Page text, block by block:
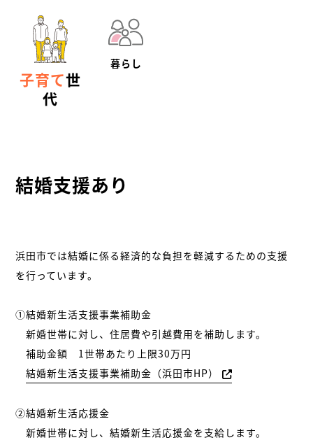
子育て世
代
暮らし
結婚支援あり
浜田市では結婚に係る経済的な負担を軽減するための支援
を行っています。
①結婚新生活支援事業補助金
新婚世帯に対し、住居費や引越費用を補助します。
補助金額 1世帯あたり上限30万円
結婚新生活支援事業補助金（浜田市HP）
②結婚新生活応援金
新婚世帯に対し、結婚新生活応援金を支給します。